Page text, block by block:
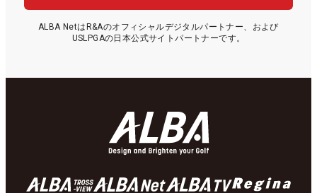
ALBA NetはR&Aのオフィシャルデジタルパートナー、および
USLPGAの日本公式サイトパートナーです。